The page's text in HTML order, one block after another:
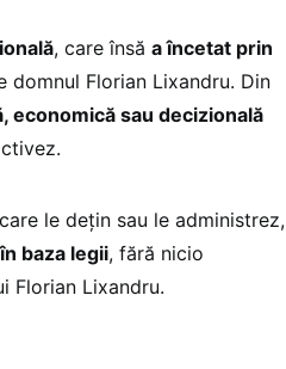
, care însă a încetat prin
domnul Florian Lixandru. Din
economică sau decizională
le dețin sau le administrez,
baza legii, fără nicio
Florian Lixandru.